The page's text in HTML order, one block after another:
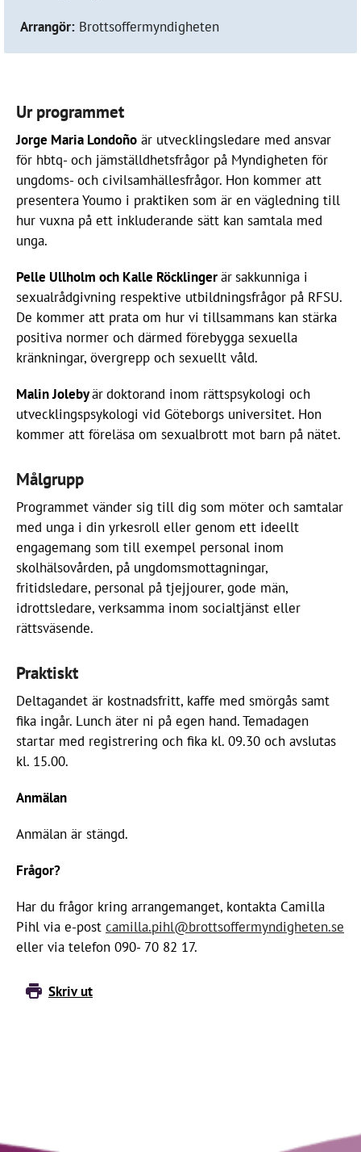
Arrangör: Brottsoffermyndigheten
Ur programmet
Jorge Maria Londoño är utvecklingsledare med ansvar
för hbtq- och jämställdhetsfrågor på Myndigheten för
ungdoms- och civilsamhällesfrågor. Hon kommer att
presentera Youmo i praktiken som är en vägledning till
hur vuxna på ett inkluderande sätt kan samtala med
unga.
Pelle Ullholm och Kalle Röcklingerärsakkunniga i
sexualrådgivning respektive utbildningsfrågor på RFSU.
De kommer att prata om hur vi tillsammans kan stärka
positiva normer och därmed förebygga sexuella
kränkningar, övergrepp och sexuellt våld.
Malin Jolebyärdoktorand inom rättspsykologi och
utvecklingspsykologi vid Göteborgs universitet. Hon
kommer att föreläsa om sexualbrott mot barn på nätet.
Målgrupp
Programmet vänder sig till dig som möter och samtalar
med unga i din yrkesroll eller genom ett ideellt
engagemang som till exempel personal inom
skolhälsovården, på ungdomsmottagningar,
fritidsledare, personal på tjejjourer, gode män,
idrottsledare, verksamma inom socialtjänst eller
rättsväsende.
Praktiskt
Deltagandet är kostnadsfritt, kaffe med smörgås samt
fika ingår. Lunch äter ni på egen hand. Temadagen
startar med registrering och fika kl. 09.30 och avslutas
kl. 15.00.
Anmälan
Anmälan är stängd.
Frågor?
Har du frågor kring arrangemanget, kontakta Camilla
Pihl via e-post camilla.pihl@brottsoffermyndigheten.se
eller via telefon 090- 70 82 17.
Skriv ut